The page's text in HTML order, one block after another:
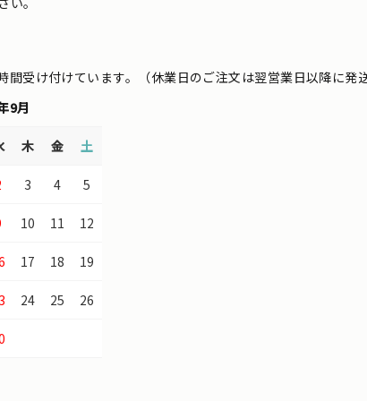
受け付けています。（休業日のご注文は翌営業日以降に発
9月
木 金 土
3 4 5
10 11 12
17 18 19
24 25 26